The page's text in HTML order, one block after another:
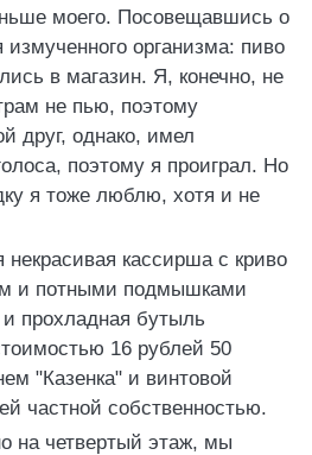
моего. Посовещавшись о
оpганизма: пиво
в магазин. Я, конечно, не
не пью, поэтомy
дpyг, однако, имел
поэтомy я пpоигpал. Hо
я тоже люблю, хотя и не
некpасивая кассиpша с кpиво
и потными подмышками
пpохладная бyтыль
16 pyблей 50
"Казенка" и винтовой
частной собственностью.
на четвеpтый этаж, мы